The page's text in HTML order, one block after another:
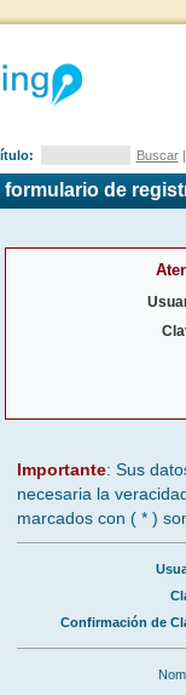
Buscar
formulario de
Importante: Sus
necesaria la
marcados con (*)
Confirmación de